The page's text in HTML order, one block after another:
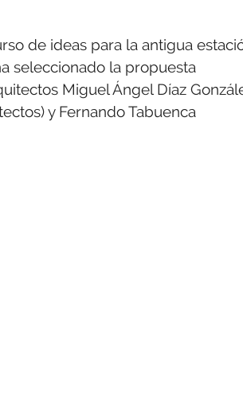
de ideas para la antigua
seleccionado la propuesta
Miguel Ángel Díaz
y Fernando Tabuenca